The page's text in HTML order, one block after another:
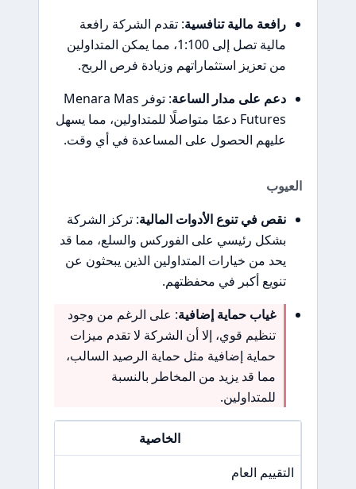
رافعة مالية تنافسية: تقدم الشركة رافعة
مالية تصل إلى 1:100، مما يمكن المتداولين
من تعزيز استثماراتهم وزيادة فرص الربح.
دعم على مدار الساعة
: توفر Menara Mas
Futures دعمًا متواصلًا للمتداولين، مما يسهل
عليهم الحصول على المساعدة في أي وقت.
العيوب
نقص في تنوع الأدوات المالية: تركز الشركة
بشكل رئيسي على الفوركس والسلع، مما قد
يحد من خيارات المتداولين الذين يبحثون عن
تنويع أكبر في محفظتهم.
غياب حماية إضافية: على الرغم من وجود
تنظيم قوي، إلا أن الشركة لا تقدم ميزات
حماية إضافية مثل حماية الرصيد السالب،
مما قد يزيد من المخاطر بالنسبة
للمتداولين.
الخاصية
التقييم العام